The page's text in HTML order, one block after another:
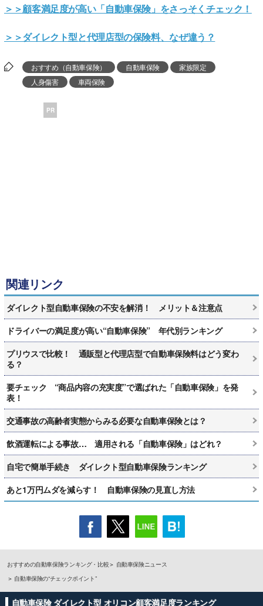
＞＞顧客満足度が高い「自動車保険」をさっそくチェック！
＞＞ダイレクト型と代理店型の保険料、なぜ違う？
おすすめ（自動車保険） 自動車保険
家族限定
人身傷害
車両保険
PR
関連リンク
ダイレクト型自動車保険の不安を解消！ メリット＆注意点
ドライバーの満足度が高い“自動車保険” 年代別ランキング
プリウスで比較！ 通販型と代理店型で自動車保険料はどう変わ
る？
要チェック “商品内容の充実度”で選ばれた「自動車保険」を発
表！
交通事故の高齢者実態からみる必要な自動車保険とは？
飲酒運転による事故… 適用される「自動車保険」はどれ？
自宅で簡単手続き ダイレクト型自動車保険ランキング
あと1万円ムダを減らす！ 自動車保険の見直し方法
おすすめの自動車保険ランキング・比較
自動車保険ニュース
自動車保険の“チェックポイント”
自動車保険 ダイレクト型 オリコン顧客満足度ランキング